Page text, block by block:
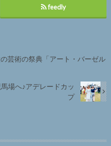
feedly
芸術の祭典「アート・バーゼル
場へ♪アデレードカッ
プ